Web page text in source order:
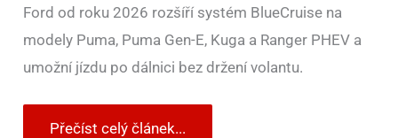
Ford od roku 2026 rozšíří systém BlueCruise na
modely Puma, Puma Gen-E, Kuga a Ranger PHEV a
umožní jízdu po dálnici bez držení volantu.
Přečíst celý článek...